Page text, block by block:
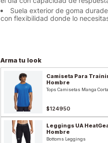
Suela exterior de goma
con flexibilidad donde lo
Arma tu look
Camiseta Para
Hombre
Tops Camisetas Manga Corta
$124950
Leggings UA
Hombre
Bottoms Leggings